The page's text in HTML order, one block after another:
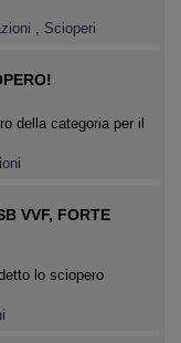
, Scioperi
della categoria per il
VVF, FORTE
lo sciopero